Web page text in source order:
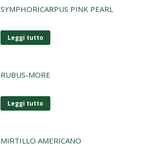
SYMPHORICARPUS PINK PEARL
Leggi tutto
RUBUS-MORE
Leggi tutto
MIRTILLO AMERICANO